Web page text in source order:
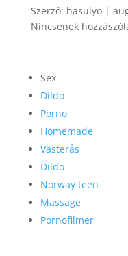
Szerző: hasulyo|
Nincsenek
Sex
Dildo
Porno
Homemade
Västerås
Dildo
Norway teen
Massage
Pornofilmer